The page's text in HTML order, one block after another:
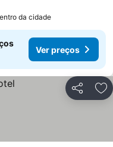
da cidade
Ver preços
Partilhar